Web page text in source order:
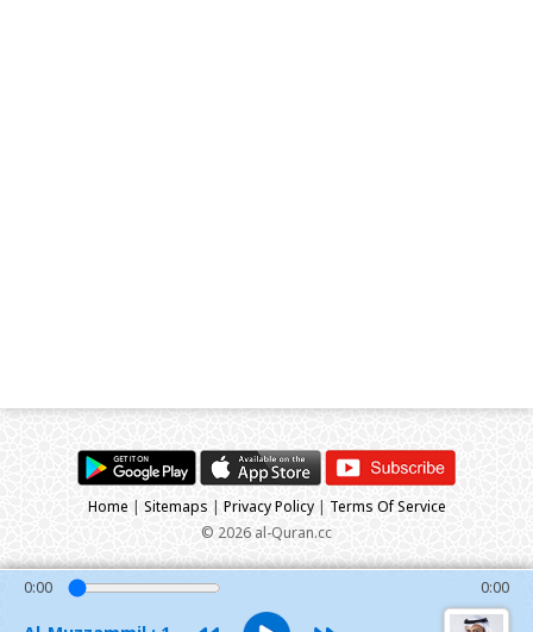
0:00 0:00
Home | Sitemaps | Privacy Policy| Terms Of Service
© 2026 al-Quran.cc